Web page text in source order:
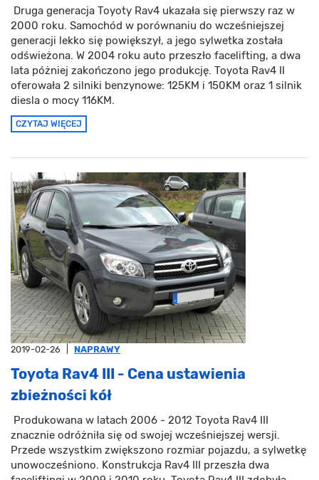
Druga generacja Toyoty Rav4 ukazała się pierwszy raz w
2000 roku. Samochód w porównaniu do wcześniejszej
generacji lekko się powiększył, a jego sylwetka została
odświeżona. W 2004 roku auto przeszło facelifting, a dwa
lata póżniej zakończono jego produkcję. Toyota Rav4 II
oferowała 2 silniki benzynowe: 125KM i 150KM oraz 1 silnik
diesla o mocy 116KM.
CZYTAJ WIĘCEJ
2019-02-26 NAPRAWY
Toyota Rav4 III - Cena ustawienia
zbieżności kół
Produkowana w latach 2006 - 2012 Toyota Rav4 III
znacznie odróżniła się od swojej wcześniejszej wersji.
Przede wszystkim zwiększono rozmiar pojazdu, a sylwetkę
unowocześniono. Konstrukcja Rav4 III przeszła dwa